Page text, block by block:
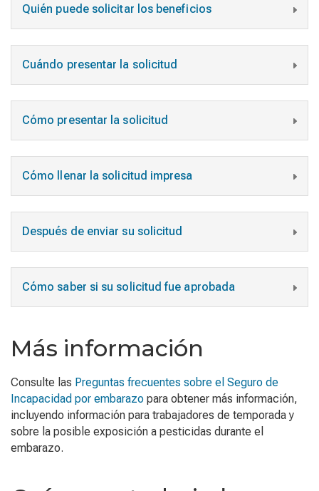
Quién puede solicitar los beneficios
Cuándo presentar la solicitud
Cómo presentar la solicitud
Cómo llenar la solicitud impresa
Después de enviar su solicitud
Cómo saber si su solicitud fue aprobada
Más información
Consulte las Preguntas frecuentes sobre el Seguro de
Incapacidad por embarazo para obtener más información,
incluyendo información para trabajadores de temporada y
sobre la posible exposición a pesticidas durante el
embarazo.